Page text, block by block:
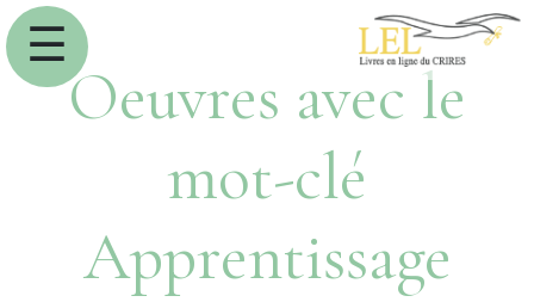
☰
Oeuvres avec le
mot-clé
Apprentissage